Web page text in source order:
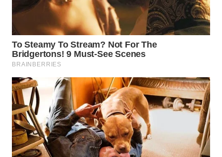
KARO
WN
SIMALUNGUN
WN
LABUHANBATU
WN
TAPANULI
TENGAH
WN DELI